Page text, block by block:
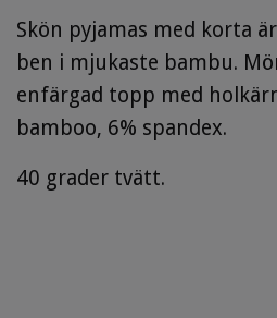
Skön pyjamas med korta
ben i mjukaste bambu.
enfärgad topp med
bamboo, 6% spandex.
40 grader tvätt.